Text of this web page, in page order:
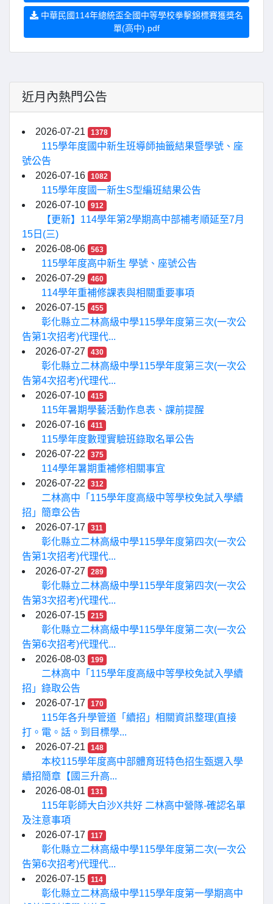
中華民國114年總統盃全國中等學校拳擊錦標賽獲獎名
單(高中).pdf
近月內熱門公告
2026-07-21 1378
115學年度國中新生班導師抽籤結果暨學號、座
號公告
2026-07-16
1082
115學年度國一新生S型編班結果公告
2026-07-10
912
【更新】114學年第2學期高中部補考順延至7月
15日(三)
2026-08-06
563
115學年度高中新生 學號、座號公告
2026-07-29
460
114學年重補修課表與相關重要事項
2026-07-15
455
彰化縣立二林高級中學115學年度第三次(一次公
告第1次招考)代理代...
2026-07-27
430
彰化縣立二林高級中學115學年度第三次(一次公
告第4次招考)代理代...
2026-07-10
415
115年暑期學藝活動作息表、課前提醒
2026-07-16
411
115學年度數理實驗班錄取名單公告
2026-07-22
375
114學年暑期重補修相關事宜
2026-07-22
312
二林高中「115學年度高級中等學校免試入學續
招」簡章公告
2026-07-17
311
彰化縣立二林高級中學115學年度第四次(一次公
告第1次招考)代理代...
2026-07-27
289
彰化縣立二林高級中學115學年度第四次(一次公
告第3次招考)代理代...
2026-07-15
215
彰化縣立二林高級中學115學年度第二次(一次公
告第6次招考)代理代...
2026-08-03
199
二林高中「115學年度高級中等學校免試入學續
招」錄取公告
2026-07-17
170
115年各升學管道「續招」相關資訊整理(直接
打。電。話。到目標學...
2026-07-21
148
本校115學年度高中部體育班特色招生甄選入學
續招簡章【國三升高...
2026-08-01
131
115年彰師大白沙X共好 二林高中營隊-確認名單
及注意事項
2026-07-17
117
彰化縣立二林高級中學115學年度第二次(一次公
告第6次招考)代理代...
2026-07-15
114
彰化縣立二林高級中學115學年度第一學期高中